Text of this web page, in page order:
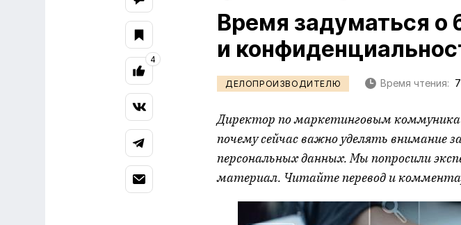
Время задуматься о
и
ДЕЛОПРОИЗВОДИТЕЛЮ Время чтения:
Директор по маркетинговым
почему сейчас важно уделять внимание
персональных данных. Мы попросили
материал. Читайте перевод и
4